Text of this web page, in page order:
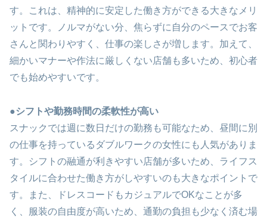
す。これは、精神的に安定した働き方ができる大きなメリ
ットです。ノルマがない分、焦らずに自分のペースでお客
さんと関わりやすく、仕事の楽しさが増します。加えて、
細かいマナーや作法に厳しくない店舗も多いため、初心者
でも始めやすいです。
●シフトや勤務時間の柔軟性が高い
スナックでは週に数日だけの勤務も可能なため、昼間に別
の仕事を持っているダブルワークの女性にも人気がありま
す。シフトの融通が利きやすい店舗が多いため、ライフス
タイルに合わせた働き方がしやすいのも大きなポイントで
す。また、ドレスコードもカジュアルでOKなことが多
く、服装の自由度が高いため、通勤の負担も少なく済む場